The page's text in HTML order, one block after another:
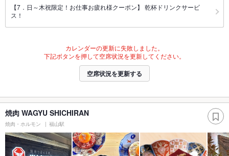
【7．日～木祝限定！お仕事お疲れ様クーポン】 乾杯ドリンクサービ
ス！
カレンダーの更新に失敗しました。
下記ボタンを押して空席状況を更新してください。
空席状況を更新する
焼肉 WAGYU SHICHIRAN
焼肉・ホルモン 福山駅